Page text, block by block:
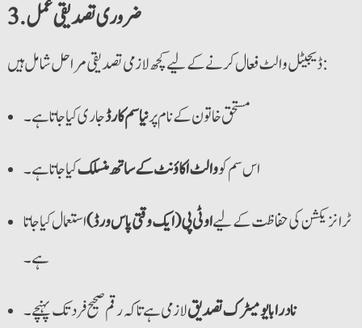
3. ضروری تصدیقی عمل
ڈیجیٹل والٹ فعال کرنے کے لیے کچھ لازمی تصدیقی مراحل شامل ہیں:
مستحق خاتون کے نام پرنیا سم کارڈجاری کیا جاتا ہے۔
اس سم کووالٹ اکاؤنٹ کے ساتھ منسلککیا جاتا ہے۔
ٹرانزیکشن کی حفاظت کے لیےاو ٹی پی (ایک وقتی پاس ورڈ)استعمال کیا جاتا
ہے۔
نادرا بایومیٹرک تصدیقلازمی ہے تاکہ رقم صحیح فرد تک پہنچے۔